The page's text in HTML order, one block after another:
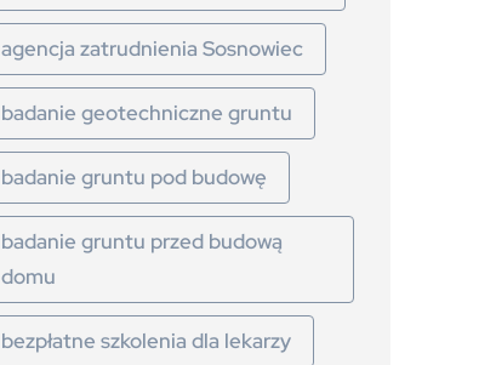
agencja zatrudnienia Sosnowiec
badanie geotechniczne gruntu
badanie gruntu pod budowę
badanie gruntu przed budową
domu
bezpłatne szkolenia dla lekarzy